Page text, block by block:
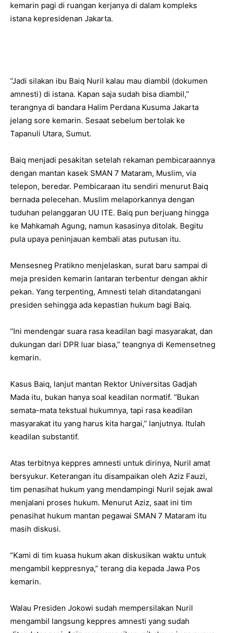
kemarin pagi di ruangan kerjanya di dalam kompleks
istana kepresidenan Jakarta.
’’Jadi silakan ibu Baiq Nuril kalau mau diambil (dokumen
amnesti) di istana. Kapan saja sudah bisa diambil,’’
terangnya di bandara Halim Perdana Kusuma Jakarta
jelang sore kemarin. Sesaat sebelum bertolak ke
Tapanuli Utara, Sumut.
Baiq menjadi pesakitan setelah rekaman pembicaraannya
dengan mantan kasek SMAN 7 Mataram, Muslim, via
telepon, beredar. Pembicaraan itu sendiri menurut Baiq
bernada pelecehan. Muslim melaporkannya dengan
tuduhan pelanggaran UU ITE. Baiq pun berjuang hingga
ke Mahkamah Agung, namun kasasinya ditolak. Begitu
pula upaya peninjauan kembali atas putusan itu.
Mensesneg Pratikno menjelaskan, surat baru sampai di
meja presiden kemarin lantaran terbentur dengan akhir
pekan. Yang terpenting, Amnesti telah ditandatangani
presiden sehingga ada kepastian hukum bagi Baiq.
’’Ini mendengar suara rasa keadilan bagi masyarakat, dan
dukungan dari DPR luar biasa,’’ teangnya di Kemensetneg
kemarin.
Kasus Baiq, lanjut mantan Rektor Universitas Gadjah
Mada itu, bukan hanya soal keadilan normatif. ’’Bukan
semata-mata tekstual hukumnya, tapi rasa keadilan
masyarakat itu yang harus kita hargai,’’ lanjutnya. Itulah
keadilan substantif.
Atas terbitnya keppres amnesti untuk dirinya, Nuril amat
bersyukur. Keterangan itu disampaikan oleh Aziz Fauzi,
tim penasihat hukum yang mendampingi Nuril sejak awal
menjalani proses hukum. Menurut Aziz, saat ini tim
penasihat hukum mantan pegawai SMAN 7 Mataram itu
masih diskusi.
”Kami di tim kuasa hukum akan diskusikan waktu untuk
mengambil keppresnya,” terang dia kepada Jawa Pos
kemarin.
Walau Presiden Jokowi sudah mempersilakan Nuril
mengambil langsung keppres amnesti yang sudah